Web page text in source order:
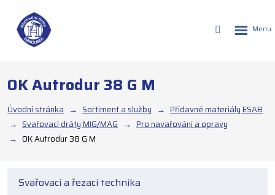
OK Autrodur 38 G M
Úvodní stránka Sortiment a služby
Přídavné materiály ESAB
Svařovací dráty MIG/MAG
Pro navařování a opravy
OK Autrodur 38 G M
Svařovací a řezací technika